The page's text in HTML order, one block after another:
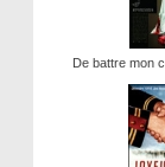
De battre mon